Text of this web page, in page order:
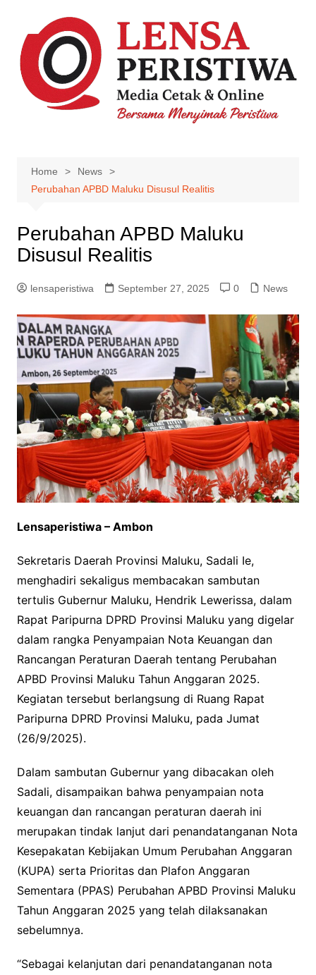
content
Home
News
Perubahan APBD Maluku Disusul Realitis
Perubahan APBD Maluku
Disusul Realitis
lensaperistiwa September 27, 2025 0 News
Lensaperistiwa – Ambon
Sekretaris Daerah Provinsi Maluku, Sadali Ie,
menghadiri sekaligus membacakan sambutan
tertulis Gubernur Maluku, Hendrik Lewerissa, dalam
Rapat Paripurna DPRD Provinsi Maluku yang digelar
dalam rangka Penyampaian Nota Keuangan dan
Rancangan Peraturan Daerah tentang Perubahan
APBD Provinsi Maluku Tahun Anggaran 2025.
Kegiatan tersebut berlangsung di Ruang Rapat
Paripurna DPRD Provinsi Maluku, pada Jumat
(26/9/2025).
Dalam sambutan Gubernur yang dibacakan oleh
Sadali, disampaikan bahwa penyampaian nota
keuangan dan rancangan peraturan daerah ini
merupakan tindak lanjut dari penandatanganan Nota
Kesepakatan Kebijakan Umum Perubahan Anggaran
(KUPA) serta Prioritas dan Plafon Anggaran
Sementara (PPAS) Perubahan APBD Provinsi Maluku
Tahun Anggaran 2025 yang telah dilaksanakan
sebelumnya.
“Sebagai kelanjutan dari penandatanganan nota